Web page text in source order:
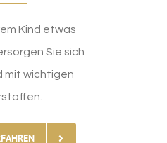
Kind etwas
Sie sich
mit wichtigen